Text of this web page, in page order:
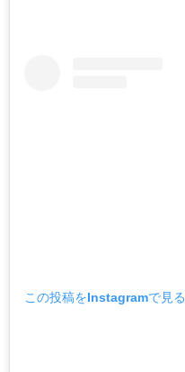
この投稿をInstagramで見る